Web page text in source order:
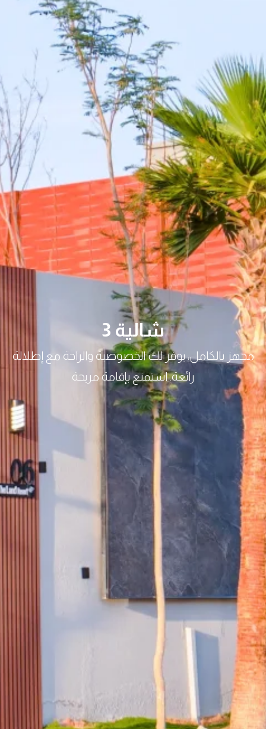
شالية 3
مجهز بالكامل، يوفر لك الخصوصية والراحة مع إطلالة
رائعة. استمتع بإقامة مريحة